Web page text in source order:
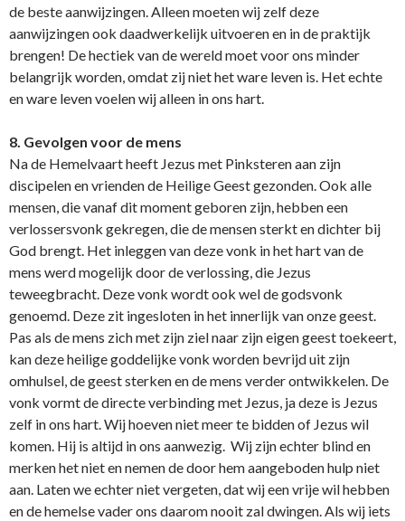
de beste aanwijzingen. Alleen moeten wij zelf deze
aanwijzingen ook daadwerkelijk uitvoeren en in de praktijk
brengen! De hectiek van de wereld moet voor o­ns minder
belangrijk worden, omdat zij niet het ware leven is. Het echte
en ware leven voelen wij alleen in o­ns hart.
8. Gevolgen voor de mens
Na de Hemelvaart heeft Jezus met Pinksteren aan zijn
discipelen en vrienden de Heilige Geest gezonden. Ook alle
mensen, die vanaf dit moment geboren zijn, hebben een
verlossersvonk gekregen, die de mensen sterkt en dichter bij
God brengt. Het inleggen van deze vonk in het hart van de
mens werd mogelijk door de verlossing, die Jezus
teweegbracht. Deze vonk wordt ook wel de godsvonk
genoemd. Deze zit ingesloten in het innerlijk van o­nze geest.
Pas als de mens zich met zijn ziel naar zijn eigen geest toekeert,
kan deze heilige goddelijke vonk worden bevrijd uit zijn
omhulsel, de geest sterken en de mens verder o­ntwikkelen. De
vonk vormt de directe verbinding met Jezus, ja deze is Jezus
zelf in o­ns hart. Wij hoeven niet meer te bidden of Jezus wil
komen. Hij is altijd in o­ns aanwezig. Wij zijn echter blind en
merken het niet en nemen de door hem aangeboden hulp niet
aan. Laten we echter niet vergeten, dat wij een vrije wil hebben
en de hemelse vader o­ns daarom nooit zal dwingen. Als wij iets